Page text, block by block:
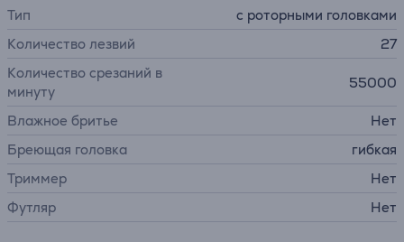
Тип
с роторными головками
Количество лезвий
27
Количество срезаний в
минуту
55000
Влажное бритье
Нет
Бреющая головка
гибкая
Триммер
Нет
Футляр
Нет